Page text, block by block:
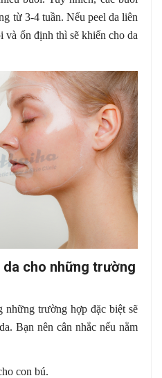
từ 3-4 tuần. Nếu peel da liên
và ổn định thì sẽ khiến cho da
cho những trường
những trường hợp đặc biệt sẽ
Bạn nên cân nhắc nếu nằm
con bú.